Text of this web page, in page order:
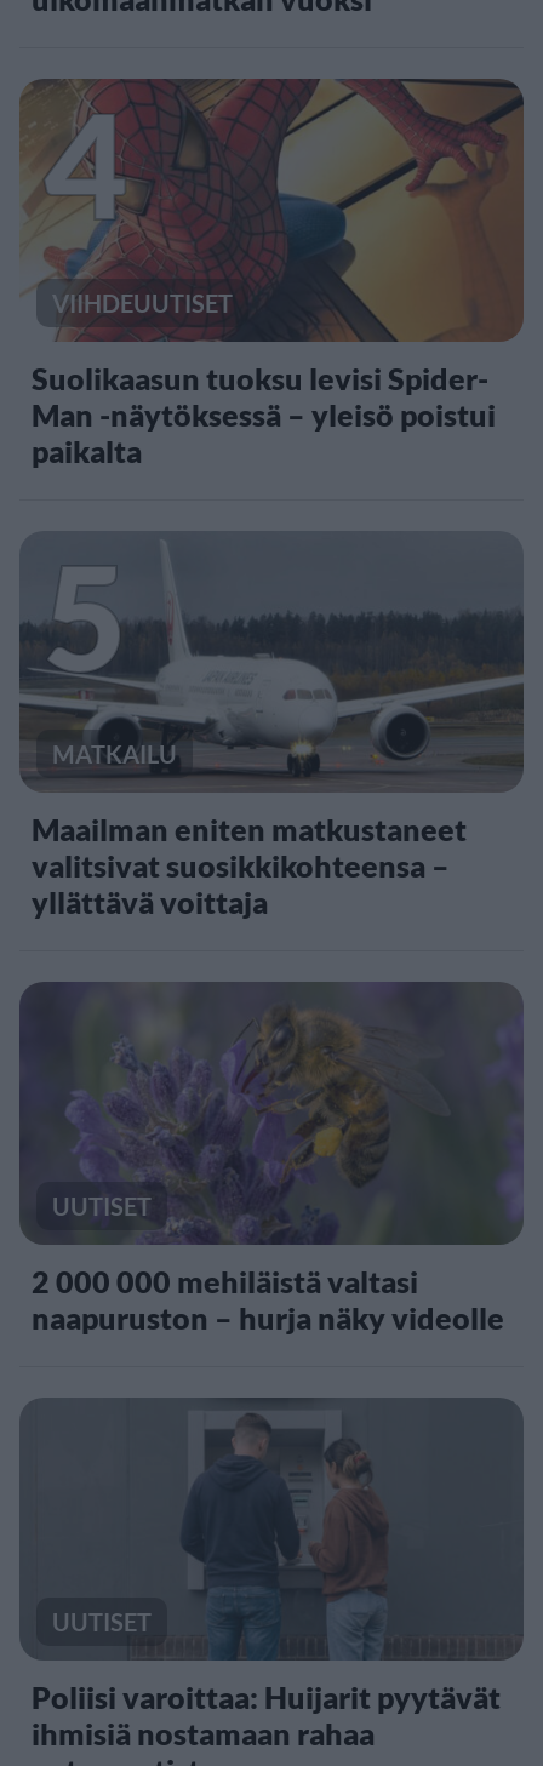
4
VIIHDEUUTISET
Suolikaasun tuoksu levisi Spider-
Man -näytöksessä – yleisö poistui
paikalta
5
MATKAILU
Maailman eniten matkustaneet
valitsivat suosikkikohteensa –
yllättävä voittaja
UUTISET
2 000 000 mehiläistä valtasi
naapuruston – hurja näky videolle
UUTISET
Poliisi varoittaa: Huijarit pyytävät
ihmisiä nostamaan rahaa